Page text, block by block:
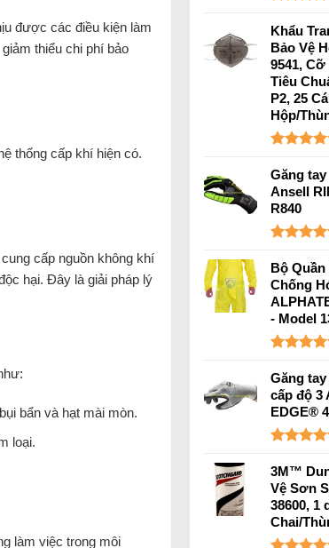
hạng 4.60
5 sao
Khẩu
Bảo Vệ
9541,
Tiêu
P2, 25
Hộp/
hạng 4.45
5 sao
Găng
Ansell
R840
hạng5.00
5 sao
Bộ
Chống
- Model
hạng 5.00
5 sao
Găng
cấp độ 3
EDGE®
hạng 5.00
5 sao
3M™
Vệ Sơn
38600, 1
Chai/
được các điều kiện làm
thiểu chi phí bảo
thống cấp khí hiện có.
cấp nguồn không khí
hại. Đây là giải pháp lý
bẩn và hạt mài mòn.
loại.
làm việc trong môi